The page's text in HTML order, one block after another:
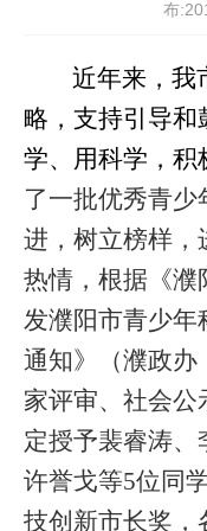
布
近年来，我
略，支持引导
学、用科学，积
了一批优秀青少
进，树立榜样，
热情，根据《濮
发濮阳市青少年
通知》（濮政办
家评审、社会
定授予裴睿涛、
许誉戈等5位同
技创新市长奖，